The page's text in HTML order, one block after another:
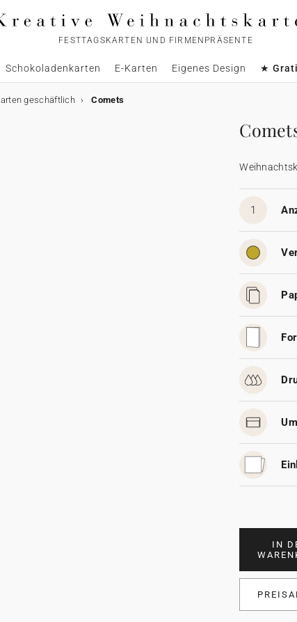
FESTTAGSKARTEN UND FIRMENPRÄSENTE
Schokoladenkarten E-Karten Eigenes Design ★
geschäftlich Comets
1
IN